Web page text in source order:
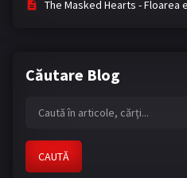
The Masked Hearts - Floarea
Căutare Blog
CAUTĂ